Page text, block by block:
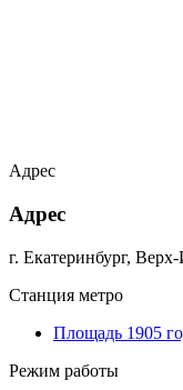
Адрес
Адрес
г. Екатеринбург,
Станция метро
Площадь 1905
Режим работы